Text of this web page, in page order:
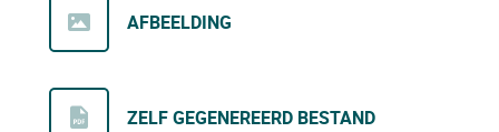
AFBEELDING
ZELF GEGENEREERD BESTAND